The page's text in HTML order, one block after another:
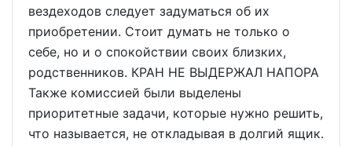
вездеходов следует задуматься об их
приобретении. Стоит думать не только о
себе, но и о спокойствии своих близких,
родственников. КРАН НЕ ВЫДЕРЖАЛ НАПОРА
Также комиссией были выделены
приоритетные задачи, которые нужно решить,
что называется, не откладывая в долгий ящик.